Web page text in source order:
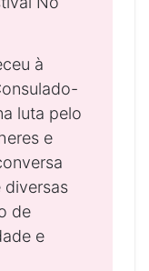
à
luta pelo
e
diversas
de
e